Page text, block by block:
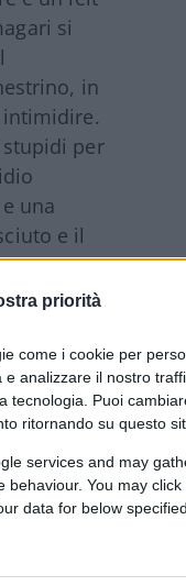
priorità
come i cookie per
analizzare il nostro
tecnologia. Puoi
ritornando su questo
services and may
behaviour. You may
data for below
si
in
intimidire.
per
una
e il
ha
attesa
contare